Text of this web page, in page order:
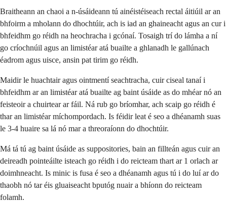
Braitheann an chaoi a n-úsáideann tú ainéistéiseach rectal áitiúil ar an
bhfoirm a mholann do dhochtúir, ach is iad an ghaineacht agus an cur i
bhfeidhm go réidh na heochracha i gcónaí. Tosaigh trí do lámha a ní
go críochnúil agus an limistéar atá buailte a ghlanadh le gallúnach
éadrom agus uisce, ansin pat tirim go réidh.
Maidir le huachtair agus ointmentí seachtracha, cuir ciseal tanaí i
bhfeidhm ar an limistéar atá buailte ag baint úsáide as do mhéar nó an
feisteoir a chuirtear ar fáil. Ná rub go bríomhar, ach scaip go réidh é
thar an limistéar míchompordach. Is féidir leat é seo a dhéanamh suas
le 3-4 huaire sa lá nó mar a threoraíonn do dhochtúir.
Má tá tú ag baint úsáide as suppositories, bain an fillteán agus cuir an
deireadh pointeáilte isteach go réidh i do reicteam thart ar 1 orlach ar
doimhneacht. Is minic is fusa é seo a dhéanamh agus tú i do luí ar do
thaobh nó tar éis gluaiseacht bputóg nuair a bhíonn do reicteam
folamh.